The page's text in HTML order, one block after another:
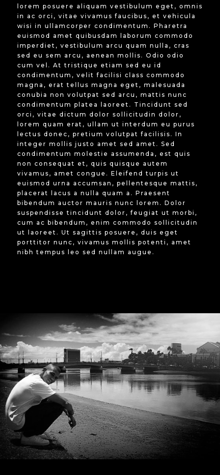
lorem posuere aliquam vestibulum eget, omnis
in ac orci, vitae vivamus faucibus, et vehicula
wisi in ullamcorper condimentum. Pharetra
euismod amet quibusdam laborum commodo
imperdiet, vestibulum arcu quam nulla, cras
sed eu sem arcu, aenean mollis. Odio odio
cum vel. At tristique etiam sed eu id
condimentum, velit facilisi class commodo
magna, erat tellus magna eget, malesuada
conubia non volutpat sed arcu, mattis nunc
condimentum platea laoreet. Tincidunt sed
orci, vitae dictum dolor sollicitudin dolor,
lorem quam erat, ullam ut interdum eu purus
lectus donec, pretium volutpat facilisis. In
integer mollis justo amet sed amet. Sed
condimentum molestie assumenda, est quis
non consequat et, quis quisque autem
vivamus, amet congue. Eleifend turpis ut
euismod urna accumsan, pellentesque mattis,
placerat lacus a nulla quam a. Praesent
bibendum auctor mauris nunc lorem. Dolor
suspendisse tincidunt dolor, feugiat ut morbi,
cum ac bibendum, enim commodo sollicitudin
ut laoreet. Ut sagittis posuere, duis eget
porttitor nunc, vivamus mollis potenti, amet
nibh tempus leo sed nullam augue.